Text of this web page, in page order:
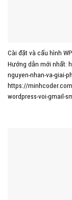
Cài đặt và cấu hình
Hướng dẫn mới nhất:
nguyen-nhan-va-giai-
https://
wordpress-voi-gmail-